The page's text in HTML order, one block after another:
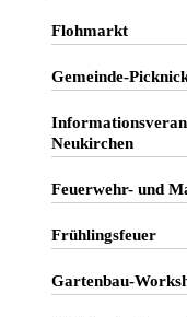
Flohmarkt
Gemeinde-
Neukirchen
Feuerwehr- und
Frühlingsfeuer
Gartenbau-